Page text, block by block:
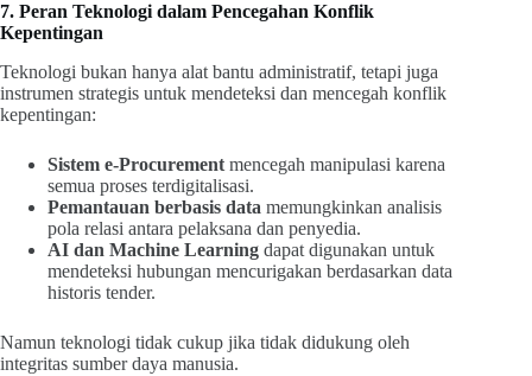
7. Peran Teknologi dalam Pencegahan Konflik
Kepentingan
Teknologi bukan hanya alat bantu administratif, tetapi juga
instrumen strategis untuk mendeteksi dan mencegah konflik
kepentingan:
Sistem e-Procurement mencegah manipulasi karena
semua proses terdigitalisasi.
Pemantauan berbasis data memungkinkan analisis
pola relasi antara pelaksana dan penyedia.
AI dan Machine Learning dapat digunakan untuk
mendeteksi hubungan mencurigakan berdasarkan data
historis tender.
Namun teknologi tidak cukup jika tidak didukung oleh
integritas sumber daya manusia.